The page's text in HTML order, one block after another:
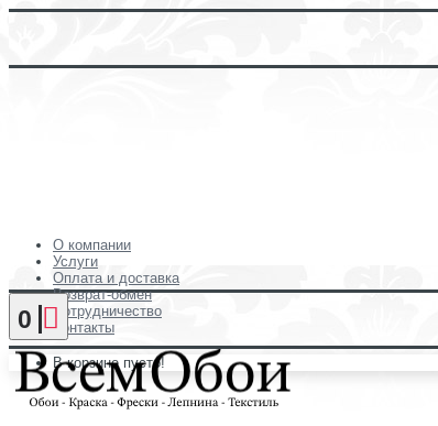
О компании
Услуги
Оплата и доставка
Возврат-обмен
Сотрудничество
Контакты
0
В корзине пусто!